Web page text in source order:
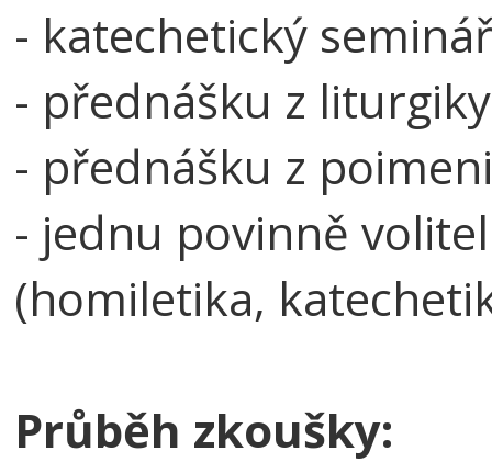
- katechetický seminář
- přednášku z liturgiky
- přednášku z
- jednu povinně
(homiletika,
Průběh zkoušky: